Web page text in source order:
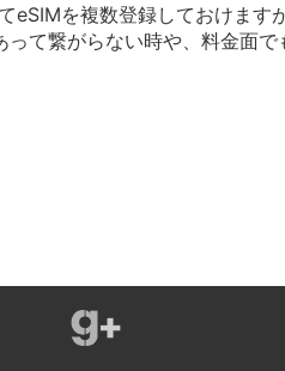
eSIMを複数登録しておけま
て繋がらない時や、料金面